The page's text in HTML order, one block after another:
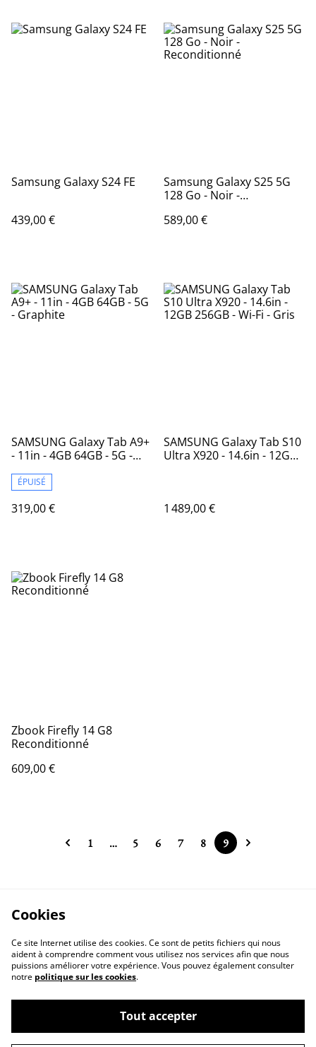
Samsung Galaxy S24 FE
439,00 €
Samsung Galaxy S25 5G
128 Go - Noir -
589,00 €
SAMSUNG Galaxy Tab A9+
- 11in - 4GB 64GB - 5G -
ÉPUISÉ
319,00 €
SAMSUNG Galaxy Tab S10
Ultra X920 - 14.6in - 12GB
1 489,00 €
Zbook Firefly 14 G8
Reconditionné
609,00 €
1 … 5 6 7 8 9
Contactez-nous
Politique de
Politique de cookies
Cookies
Ce site Internet utilise des cookies. Ce sont de petits fichiers qui nous
aident à comprendre comment vous utilisez nos services afin que nous
puissions améliorer votre expérience. Vous pouvez également consulter
notre politique sur les cookies.
Tout accepter